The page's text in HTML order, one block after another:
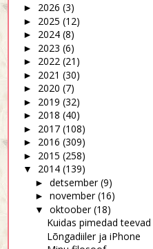
► 2026 (3)
► 2025 (12)
► 2024 (8)
► 2023 (6)
► 2022 (21)
► 2021 (30)
► 2020 (7)
► 2019 (32)
► 2018 (40)
► 2017 (108)
► 2016 (309)
► 2015 (258)
▼ 2014 (139)
► detsember (9)
► november (16)
▼ oktoober (18)
Kuidas pimedad
Lõngadiiler ja iPhone